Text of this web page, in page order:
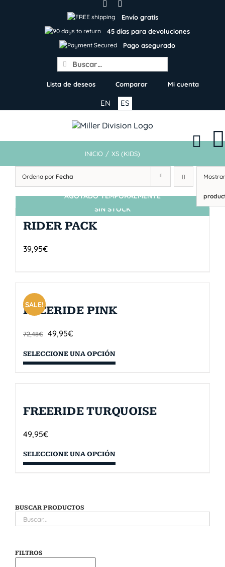
Envío gratis
45 días para devoluciones
Pago asegurado
Search
for:
Lista de deseos Comparar Mi cuenta
ES
EN
INICIO / XS (KIDS)
Ordena por Fecha
SIN STOCK
AGOTADO TEMPORALMENTE
RIDER PACK
39,95€
SALE!
FREERIDE PINK
72,48€ 49,95€
SELECCIONE UNA OPCIÓN
FREERIDE TURQUOISE
49,95€
SELECCIONE UNA OPCIÓN
BUSCAR PRODUCTOS
FILTROS